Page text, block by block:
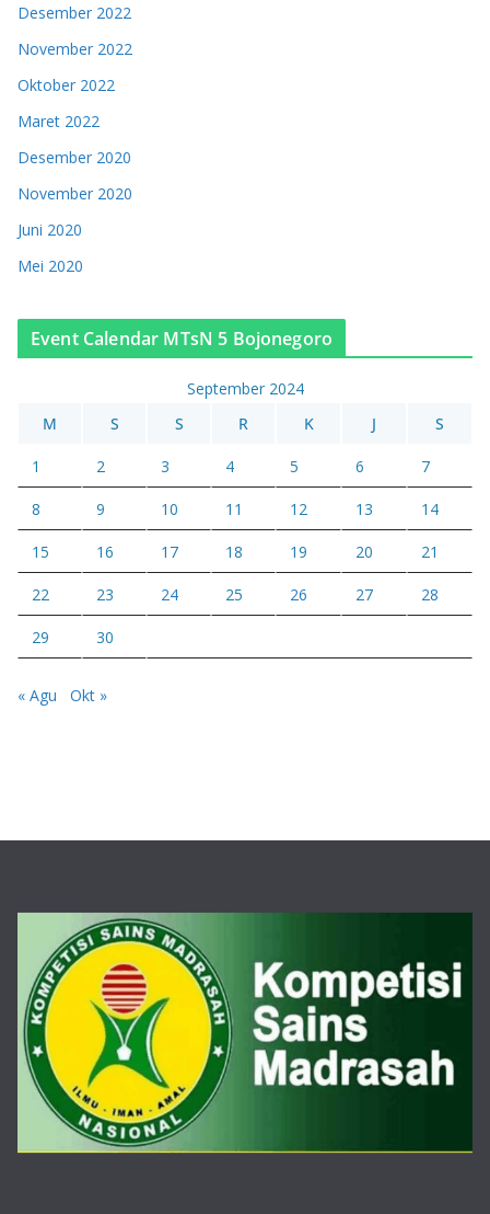
Desember 2022
November 2022
Oktober 2022
Maret 2022
Desember 2020
November 2020
Juni 2020
Mei 2020
Event Calendar MTsN 5 Bojonegoro
September 2024
M
S S R K J S
1 2 3 4 5 6 7
8 9 10 11 12 13 14
15 16 17 18 19 20 21
22 23 24 25 26 27 28
29 30
« Agu Okt »